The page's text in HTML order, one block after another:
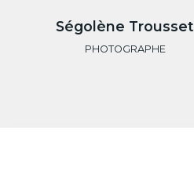
Ségolène Trousset
PHOTOGRAPHE